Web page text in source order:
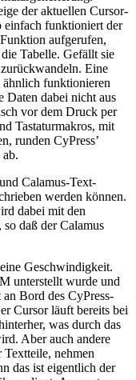
der aktuellen Cursor-
einfach funktioniert der
aufgerufen,
Tabelle. Gefällt sie
Eine
ähnlich funktionieren
Daten dabei nicht aus
vor dem Druck per
Tastaturmakros, mit
runden CyPress’
Calamus-Text-
werden können.
dabei mit den
daß der Calamus
Geschwindigkeit.
unterstellt wurde und
Bord des CyPress-
Cursor läuft bereits bei
was durch das
Aber auch andere
nehmen
das ist eigentlich der